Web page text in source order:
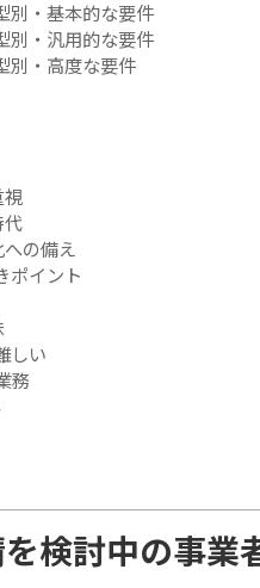
・基本的な要件
・汎用的な要件
・高度な要件
視
代
の備え
ポイント
しい
務
検討中の事業